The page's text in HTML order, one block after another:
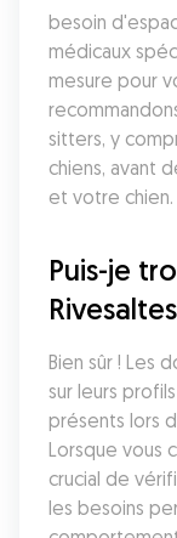
besoin
médicaux
mesure pour
sitters, y
chiens, avant
et votre chien.
Puis-je
Bien sûr ! Les
sur leurs
présents lors
Lorsque vous
crucial de
les besoins